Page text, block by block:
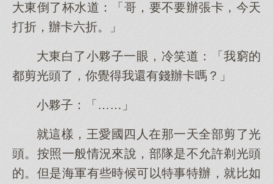
大東倒了杯水道：「哥，要不要辦張卡，今天
打折，辦卡六折。」
大東白了小夥子一眼，冷笑道：「我窮的
都剪光頭了，你覺得我還有錢辦卡嗎？」
小夥子：「……」
就這樣，王愛國四人在那一天全部剪了光
頭。按照一般情況來說，部隊是不允許剃光頭
的。但是海軍有些時候可以特事特辦，就比如